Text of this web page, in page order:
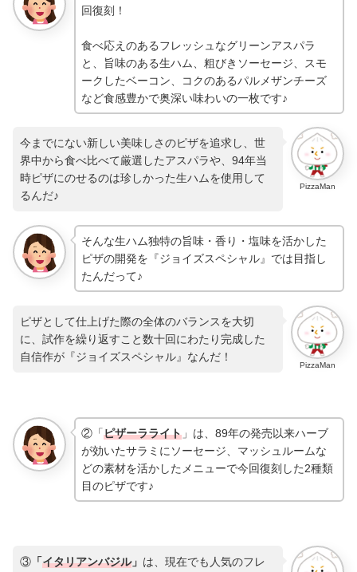
回復刻！
食べ応えのあるフレッシュなグリーンアスパラ
と、旨味のある生ハム、粗びきソーセージ、スモ
ークしたベーコン、コクのあるパルメザンチーズ
など食感豊かで奥深い味わいの一枚です♪
PizzaMan
今までにない新しい美味しさのピザを追求し、世
界中から食べ比べて厳選したアスパラや、94年当
時ピザにのせるのは珍しかった生ハムを使用して
るんだ♪
そんな生ハム独特の旨味・香り・塩味を活かした
ピザの開発を『ジョイズスペシャル』では目指し
たんだって♪
PizzaMan
ピザとして仕上げた際の全体のバランスを大切
に、試作を繰り返すこと数十回にわたり完成した
自信作が『ジョイズスペシャル』なんだ！
②「ピザーラライト」は、89年の発売以来ハーブ
が効いたサラミにソーセージ、マッシュルームな
どの素材を活かしたメニューで今回復刻した2種類
目のピザです♪
③ 「イタリアンバジル」 は、現在でも人気のフレ